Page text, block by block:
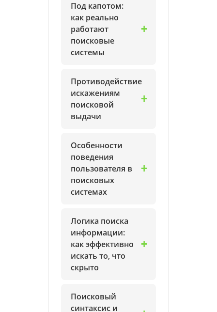
Под капотом:
как реально
работают
поисковые
системы
Противодействие
искажениям
поисковой
выдачи
Особенности
поведения
пользователя в
поисковых
системах
Логика поиска
информации:
как эффективно
искать то, что
скрыто
Поисковый
синтаксис и